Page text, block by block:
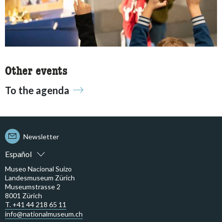
Other events
To the agenda
Español
Newsletter
Museo Nacional Suizo
Landesmuseum Zürich
Museumstrasse 2
8001 Zürich
T. +41 44 218 65 11
info@nationalmuseum.ch